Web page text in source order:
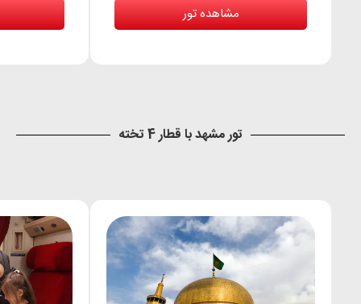
مشاهده تور
تور مشهد با قطار 4 تخته